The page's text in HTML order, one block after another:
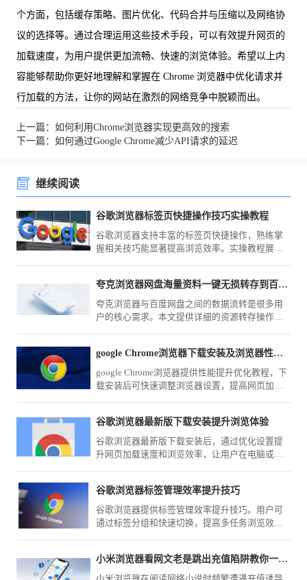
个方面，包括缓存策略、图片优化、代码合并与压缩以及网络协
议的选择等。通过合理运用这些技术手段，可以有效提升网页的
加载速度，为用户提供更加流畅、快速的浏览体验。希望以上内
容能够帮助你更好地理解和掌握在 Chrome 浏览器中优化请求并
行加载的方法，让你的网站在激烈的网络竞争中脱颖而出。
上一篇：如何利用Chrome浏览器实现更高效的搜索
下一篇：如何通过Google Chrome减少API请求的延迟
继续阅读
谷歌浏览器标签页快捷操作技巧实操教程
谷歌浏览器支持丰富的标签页快捷操作，熟练掌
握相关技巧能显著提高浏览效率。实操教程展示
夸克浏览器网盘海量资料一键无损转存到百度网盘里
夸克浏览器与百度网盘之间的数据流转是很多用
户的核心需求。本文提供详细的资源转存操作指
百度网盘，解决跨平台资源管理难题。
google Chrome浏览器下载安装及浏览器性能提升优化教程
google Chrome浏览器提供性能提升优化教程，下
载安装后可快速调整浏览器设置，提高网页加载
谷歌浏览器最新版下载安装提升浏览体验
谷歌浏览器最新版下载安装后，通过优化设置提
升网页加载速度和浏览效率，让用户在电脑或手
谷歌浏览器标签管理效率提升技巧
谷歌浏览器提供标签管理效率提升技巧。用户可
通过标签分组和快速切换，提高多任务浏览效
小米浏览器看网文老是跳出充值陷阱教你一招彻底免疫